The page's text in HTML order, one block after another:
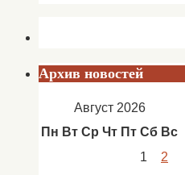
Архив новостей
Август 2026
Пн Вт Ср Чт Пт Сб Вс
1
2